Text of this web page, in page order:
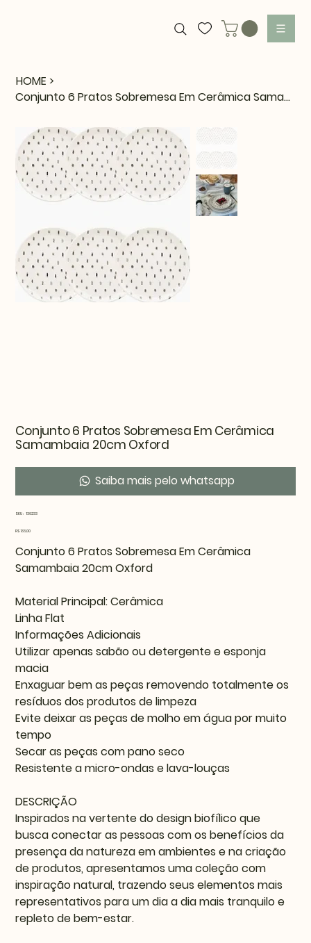
HOME >
Conjunto 6 Pratos Sobremesa Em Cerâmica Samambaia 20cm Oxford
Conjunto 6 Pratos Sobremesa Em Cerâmica
Samambaia 20cm Oxford
Saiba mais pelo whatsapp
SKU: SKU
136233
Preço
R$ 133,00
Conjunto 6 Pratos Sobremesa Em Cerâmica
Samambaia 20cm Oxford
Material Principal: Cerâmica
Linha Flat
Informações Adicionais
Utilizar apenas sabão ou detergente e esponja
macia
Enxaguar bem as peças removendo totalmente os
resíduos dos produtos de limpeza
Evite deixar as peças de molho em água por muito
tempo
Secar as peças com pano seco
Resistente a micro-ondas e lava-louças
DESCRIÇÃO
Inspirados na vertente do design biofílico que
busca conectar as pessoas com os benefícios da
presença da natureza em ambientes e na criação
de produtos, apresentamos uma coleção com
inspiração natural, trazendo seus elementos mais
representativos para um dia a dia mais tranquilo e
repleto de bem-estar.